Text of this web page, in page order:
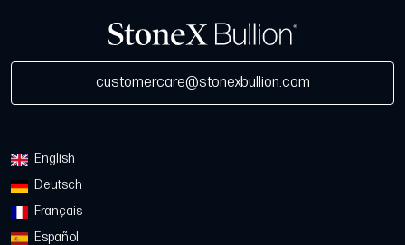
customercare@stonexbullion.com
English
Deutsch
Français
Español